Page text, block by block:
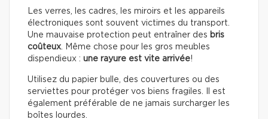
Les verres, les cadres, les miroirs et les appareils
électroniques sont souvent victimes du transport.
Une mauvaise protection peut entraîner des bris
coûteux. Même chose pour les gros meubles
dispendieux : une rayure est vite arrivée!
Utilisez du papier bulle, des couvertures ou des
serviettes pour protéger vos biens fragiles. Il est
également préférable de ne jamais surcharger les
boîtes lourdes.